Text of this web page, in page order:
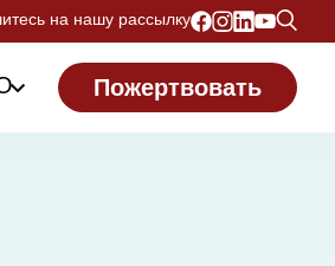
на нашу рассылку
Пожертвовать